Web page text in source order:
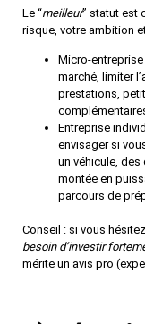
Le “meilleur” statut est
risque, votre ambition
Micro-entreprise
marché, limiter
prestations,
Entreprise
envisager si
un véhicule,
montée en
parcours de
Conseil : si vous
besoin d’investir
mérite un avis pro